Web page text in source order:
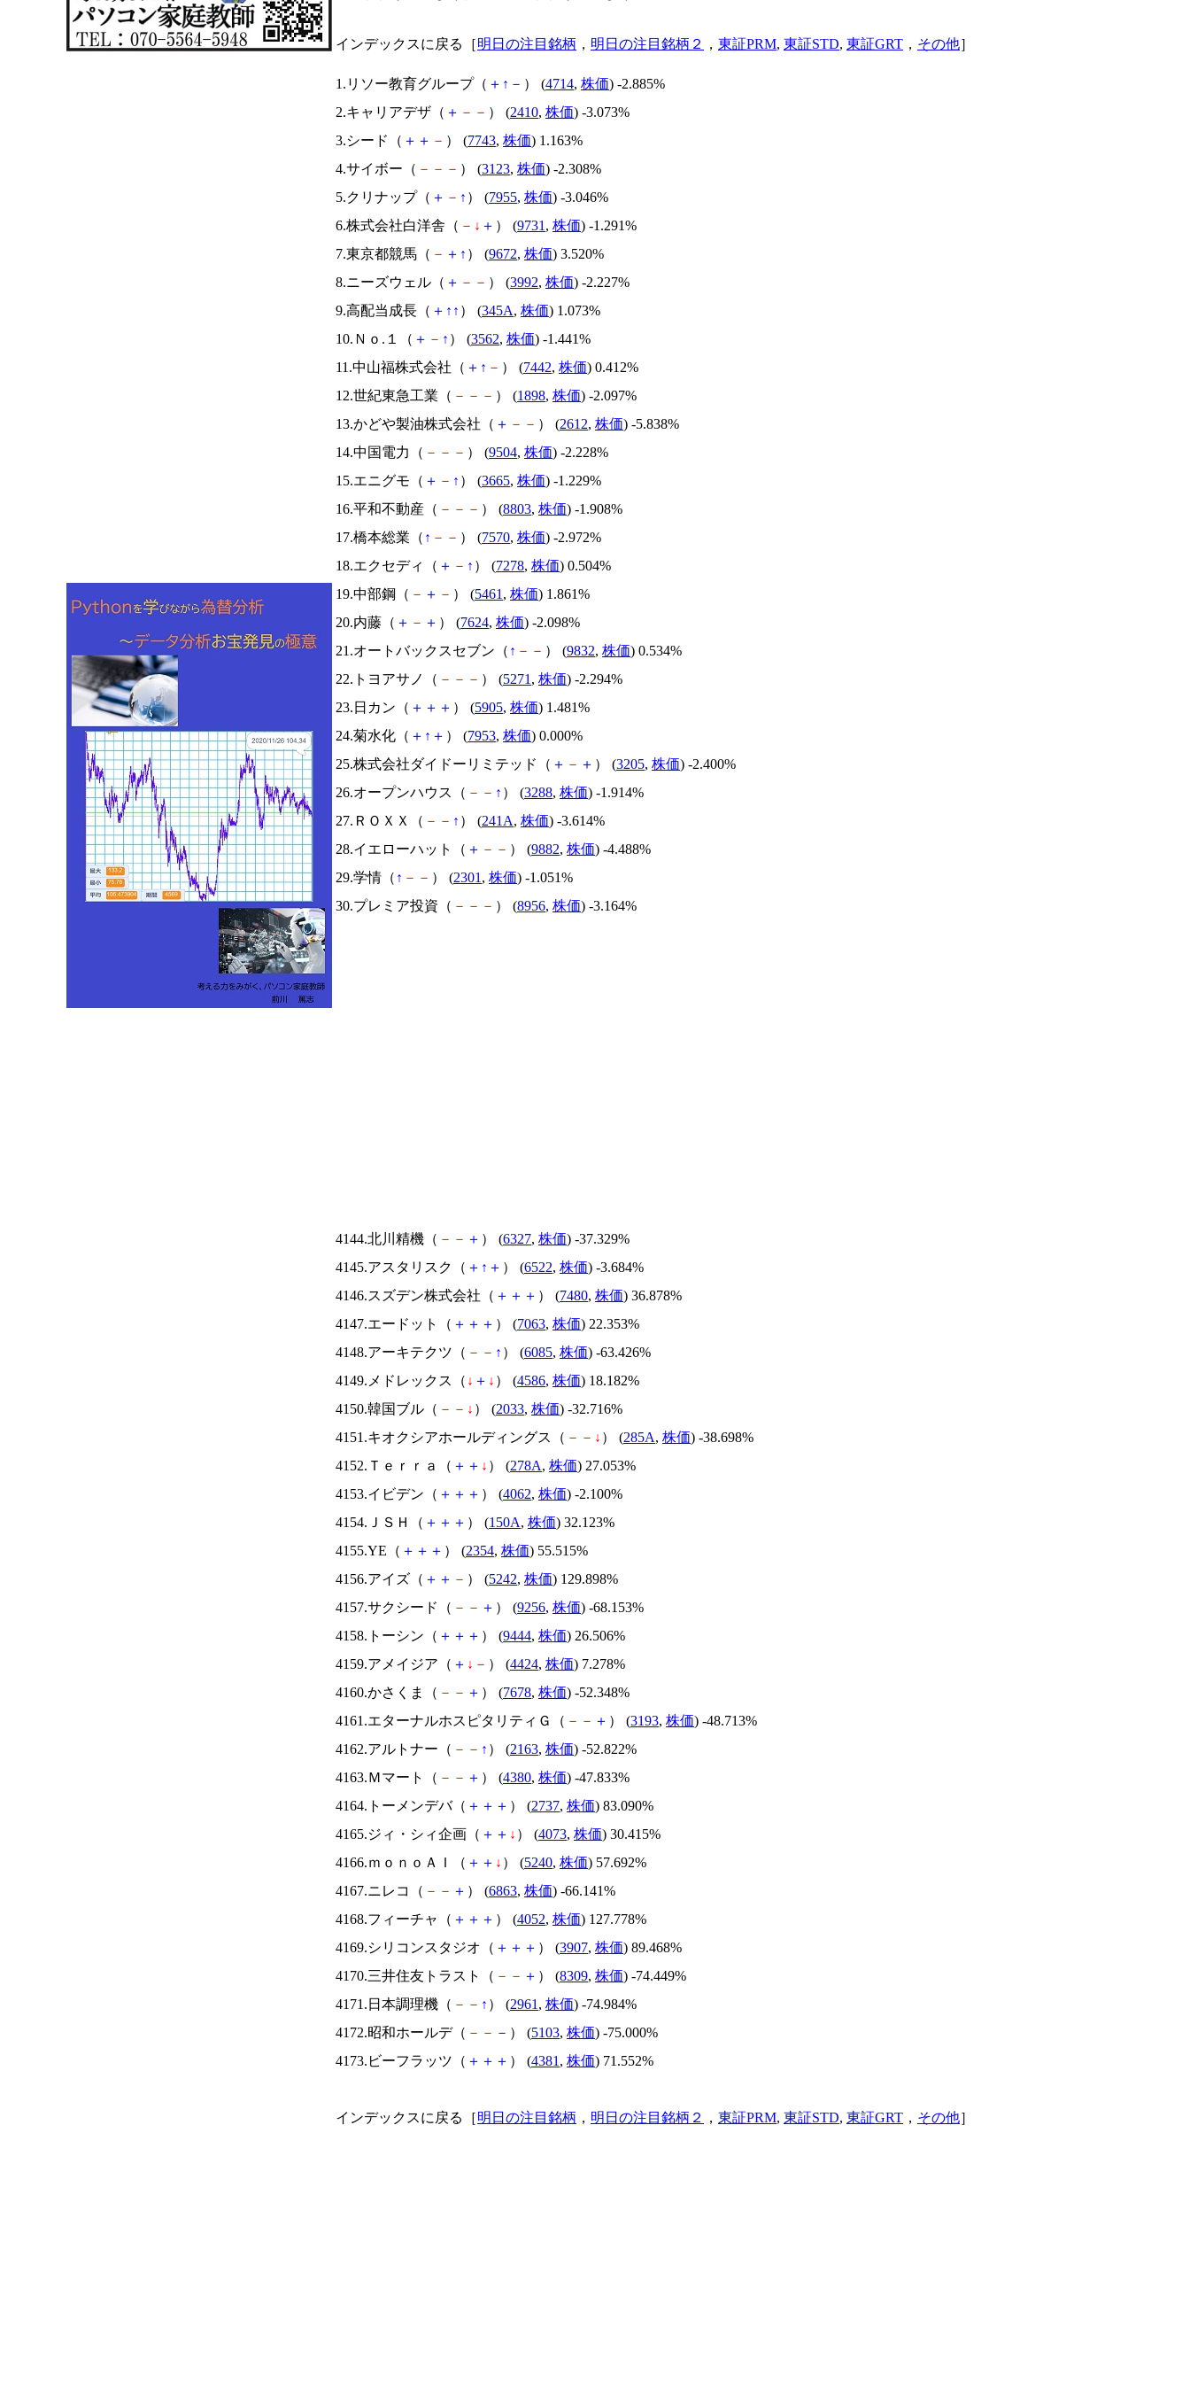
インデックスに戻る［明日の注目銘柄 ， 明日の注目銘柄２ ， 東証PRM, 東証STD, 東証GRT ， その他］
1.リソー教育グループ（ ＋ ↑ － ） (4714, 株価) -2.885%
2.キャリアデザ（ ＋ － － ） (2410, 株価) -3.073%
3.シード（ ＋ ＋ － ） (7743, 株価) 1.163%
4.サイボー（ － － － ） (3123, 株価) -2.308%
5.クリナップ（ ＋ － ↑ ） (7955, 株価) -3.046%
6.株式会社白洋舎（ － ↓ ＋ ） (9731 , 株価) -1.291%
7.東京都競馬（ － ＋ ↑ ） (9672, 株価) 3.520%
8.ニーズウェル（ ＋ － － ） (3992, 株価) -2.227%
9.高配当成長（ ＋ ↑ ↑ ） (345A, 株価) 1.073%
10.Ｎｏ.１（ ＋ － ↑ ） (3562, 株価) -1.441%
11.中山福株式会社（ ＋ ↑ － ） (7442, 株価) 0.412%
12.世紀東急工業（ － － － ） (1898, 株価) -2.097%
13.かどや製油株式会社（ ＋ － － ） (2612, 株価) -5.838%
14.中国電力（ － － － ） (9504, 株価) -2.228%
15.エニグモ（ ＋ － ↑ ） (3665, 株価) -1.229%
16.平和不動産（ － － － ） (8803, 株価) -1.908%
17.橋本総業（ ↑ － － ） (7570, 株価) -2.972%
18.エクセディ（ ＋ － ↑ ） (7278, 株価) 0.504%
19.中部鋼（ － ＋ － ） (5461 , 株価) 1.861%
20.内藤（ ＋ － ＋ ） (7624, 株価) -2.098%
21.オートバックスセブン（ ↑ － － ） (9832, 株価) 0.534%
22.トヨアサノ（ － － － ） (5271 , 株価) -2.294%
23.日カン（ ＋ ＋ ＋ ） (5905, 株価) 1.481%
24.菊水化（ ＋ ↑ ＋ ） (7953, 株価) 0.000%
25.株式会社ダイドーリミテッド（ ＋ － ＋ ） (3205, 株価) -2.400%
26.オープンハウス（ － － ↑ ） (3288, 株価) -1.914%
27.ＲＯＸＸ（ － － ↑ ） (241A, 株価) -3.614%
28.イエローハット（ ＋ － － ） (9882, 株価) -4.488%
29.学情（ ↑ － － ） (2301 , 株価) -1.051%
30.プレミア投資（ － － － ） (8956, 株価) -3.164%
4144.北川精機（ － － ＋ ） (6327, 株価) -37.329%
4145.アスタリスク（ ＋ ↑ ＋ ） (6522, 株価) -3.684%
4146.スズデン株式会社（ ＋ ＋ ＋ ） (7480, 株価) 36.878%
4147.エードット（ ＋ ＋ ＋ ） (7063, 株価) 22.353%
4148.アーキテクツ（ － － ↑ ） (6085, 株価) -63.426%
4149.メドレックス（ ↓ ＋ ↓ ） (4586, 株価) 18.182%
4150.韓国ブル（ － － ↓ ） (2033, 株価) -32.716%
4151.キオクシアホールディングス（ － － ↓ ） (285A, 株価) -38.698%
4152.Ｔｅｒｒａ（ ＋ ＋ ↓ ） (278A, 株価) 27.053%
4153.イビデン（ ＋ ＋ ＋ ） (4062, 株価) -2.100%
4154.ＪＳＨ（ ＋ ＋ ＋ ） (150A, 株価) 32.123%
4155.YE（ ＋ ＋ ＋ ） (2354, 株価) 55.515%
4156.アイズ（ ＋ ＋ － ） (5242, 株価) 129.898%
4157.サクシード（ － － ＋ ） (9256, 株価) -68.153%
4158.トーシン（ ＋ ＋ ＋ ） (9444, 株価) 26.506%
4159.アメイジア（ ＋ ↓ － ） (4424, 株価) 7.278%
4160.かさくま（ － － ＋ ） (7678, 株価) -52.348%
4161.エターナルホスピタリティＧ（ － － ＋ ） (3193, 株価) -48.713%
4162.アルトナー（ － － ↑ ） (2163, 株価) -52.822%
4163.Ｍマート（ － － ＋ ） (4380, 株価) -47.833%
4164.トーメンデバ（ ＋ ＋ ＋ ） (2737, 株価) 83.090%
4165.ジィ・シィ企画（ ＋ ＋ ↓ ） (4073, 株価) 30.415%
4166.ｍｏｎｏＡＩ（ ＋ ＋ ↓ ） (5240, 株価) 57.692%
4167.ニレコ（ － － ＋ ） (6863, 株価) -66.141%
4168.フィーチャ（ ＋ ＋ ＋ ） (4052, 株価) 127.778%
4169.シリコンスタジオ（ ＋ ＋ ＋ ） (3907, 株価) 89.468%
4170.三井住友トラスト（ － － ＋ ） (8309, 株価) -74.449%
4171.日本調理機（ － － ↑ ） (2961 , 株価) -74.984%
4172.昭和ホールデ（ － － － ） (5103, 株価) -75.000%
4173.ビーフラッツ（ ＋ ＋ ＋ ） (4381 , 株価) 71.552%
インデックスに戻る［明日の注目銘柄 ， 明日の注目銘柄２ ， 東証PRM, 東証STD, 東証GRT ， その他］